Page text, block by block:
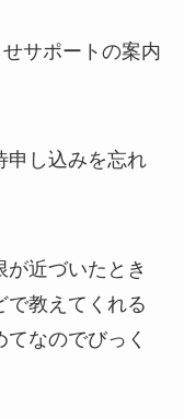
サポートの案内
申し込みを忘れ
近づいたとき
で教えてくれる
なのでびっく